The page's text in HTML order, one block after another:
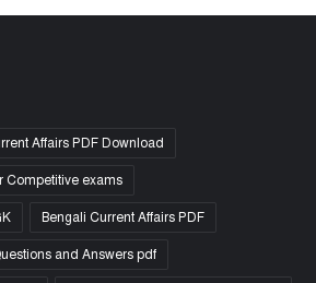
Affairs PDF Download
Competitive exams
Bengali Current Affairs PDF
and Answers pdf